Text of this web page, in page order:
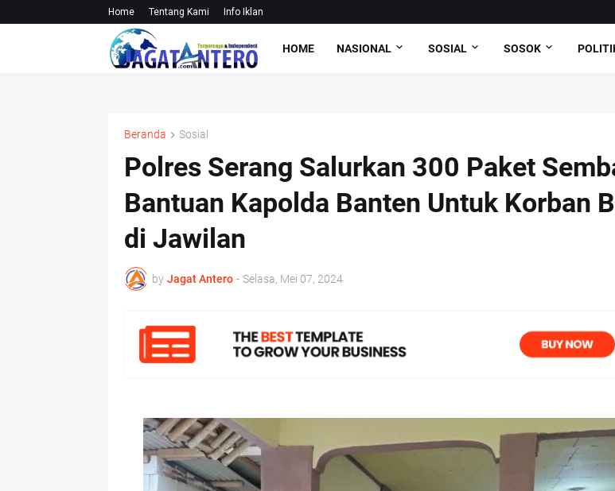
Home Tentang Kami Info Iklan
HOME NASIONAL SOSIAL SOSOK
Beranda Sosial
Polres Serang Salurkan 300 Paket
Bantuan Kapolda Banten Untuk Korban
di Jawilan
by Jagat Antero - Selasa, Mei 07, 2024